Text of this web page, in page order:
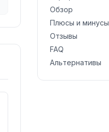
Обзор
Плюсы и минусы
Отзывы
FAQ
Альтернативы